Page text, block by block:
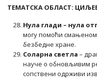
ТЕМАТСКА ОБЛАСТ:
Нула глади – нула
могу помоћи
безбедне хране.
Соларна светла –
науче о обновљивим
сопствени одрживи